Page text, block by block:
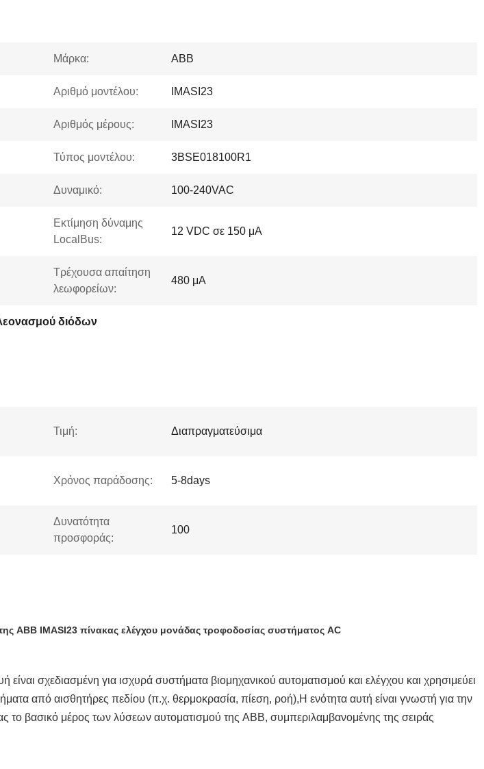
Μάρκα: ABB
Αριθμό μοντέλου: IMASI23
Αριθμός μέρους: IMASI23
Τύπος μοντέλου: 3BSE018100R1
Δυναμικό: 100-240VAC
Εκτίμηση δύναμης
LocalBus:
12 VDC σε 150 μΑ
Τρέχουσα απαίτηση
λεωφορείων:
480 μΑ
διόδων
Τιμή: Διαπραγματεύσιμα
Χρόνος παράδοσης: 5-8days
Δυνατότητα
προσφοράς:
100
ABB IMASI23 πίνακας ελέγχου μονάδας τροφοδοσίας συστήματος AC
είναι σχεδιασμένη για ισχυρά συστήματα βιομηχανικού αυτοματισμού και ελέγχου και χρησιμεύει
από αισθητήρες πεδίου (π.χ. θερμοκρασία, πίεση, ροή),Η ενότητα αυτή είναι γνωστή για την
το βασικό μέρος των λύσεων αυτοματισμού της ABB, συμπεριλαμβανομένης της σειράς